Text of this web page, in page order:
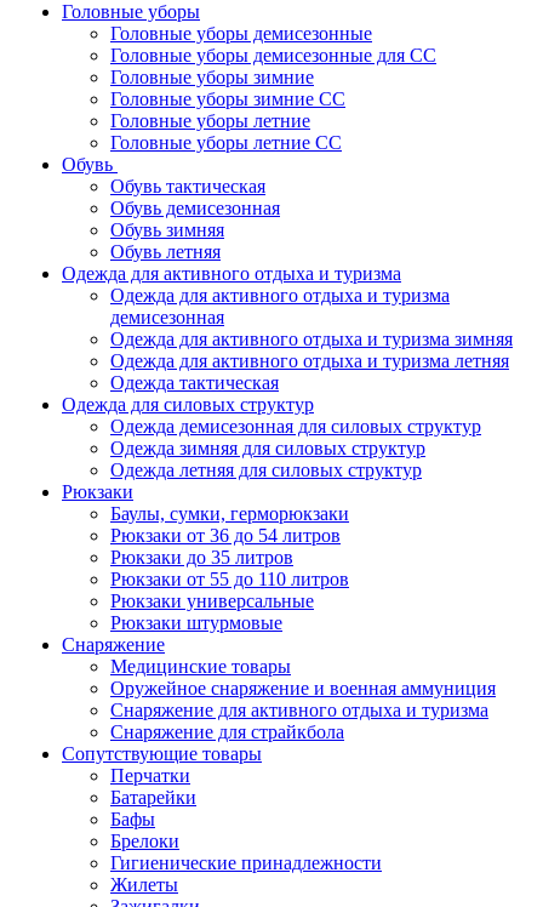
Головные уборы
Головные уборы демисезонные
Головные уборы демисезонные для СС
Головные уборы зимние
Головные уборы зимние СС
Головные уборы летние
Головные уборы летние СС
Обувь
Обувь тактическая
Обувь демисезонная
Обувь зимняя
Обувь летняя
Одежда для активного отдыха и туризма
Одежда для активного отдыха и туризма
демисезонная
Одежда для активного отдыха и туризма зимняя
Одежда для активного отдыха и туризма летняя
Одежда тактическая
Одежда для силовых структур
Одежда демисезонная для силовых структур
Одежда зимняя для силовых структур
Одежда летняя для силовых структур
Рюкзаки
Баулы, сумки, герморюкзаки
Рюкзаки от 36 до 54 литров
Рюкзаки до 35 литров
Рюкзаки от 55 до 110 литров
Рюкзаки универсальные
Рюкзаки штурмовые
Снаряжение
Медицинские товары
Оружейное снаряжение и военная аммуниция
Снаряжение для активного отдыха и туризма
Снаряжение для страйкбола
Сопутствующие товары
Перчатки
Батарейки
Бафы
Брелоки
Гигиенические принадлежности
Жилеты